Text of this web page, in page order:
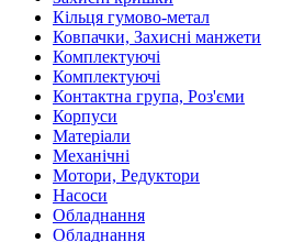
Кільця гумово-метал
Ковпачки, Захисні манжети
Комплектуючі
Комплектуючі
Контактна група, Роз'єми
Корпуси
Матеріали
Механічні
Мотори, Редуктори
Насоси
Обладнання
Обладнання